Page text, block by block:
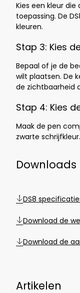
Kies een kleur die
toepassing. De
kleuren.
Stap 3: Kies
Bepaal of je de
wilt plaatsen. De
de zichtbaarheid
Stap 4: Kies
Maak de pen
zwarte schrijfkleur.
Downloads
DS8
Download de
Download de
Artikelen